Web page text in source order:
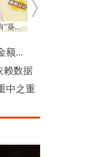
“葵...
额...
赖数据
中之重